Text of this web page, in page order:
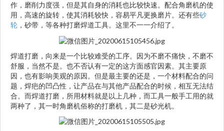
作，磨削力度强，但是其自身的消耗也比较快速。配合角磨机的使
用，高速的旋转，使其消耗较快，容易平凡更换磨片。还有些砂
轮 ，砂带，等各种打磨焊道工具。这里不一一介绍了。
焊道打磨，向来是一个比较难受的工序。因为不磨不痛快，不磨不
舒服，当然不是。也不否认有一定的这方面感官因素。其主要原
因，也有影响美观的原因。但是最主要的还是，一个材料配合的问
题，焊疤的凹凸性，让产品在与其他产品配合的时候，相互无法结
合。而焊道打磨，所用材料就是以上几种，而工具一般手工用的就
两种了，其一时角磨机俗称的打磨机，其二是砂光机。